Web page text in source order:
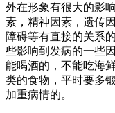
外在形象有很大的影
素，精神因素，遗传
障碍等有直接的关系
些影响到发病的一些
能喝酒的，不能吃海
类的食物，平时要多
加重病情的。